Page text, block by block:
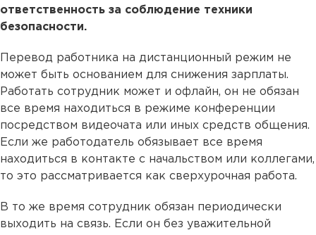
ответственность за соблюдение техники
безопасности.
Перевод работника на дистанционный режим не
может быть основанием для снижения зарплаты.
Работать сотрудник может и офлайн, он не обязан
все время находиться в режиме конференции
посредством видеочата или иных средств общения.
Если же работодатель обязывает все время
находиться в контакте с начальством или коллегами,
то это рассматривается как сверхурочная работа.
В то же время сотрудник обязан периодически
выходить на связь. Если он без уважительной